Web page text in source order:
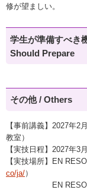
修が望ましい。
学生が準備すべき
Should Prepare
その他 / Others
【事前講義】2027年2
教室）
【実技日程】2027年3
【実技場所】EN
co/ja/）
EN RESORT